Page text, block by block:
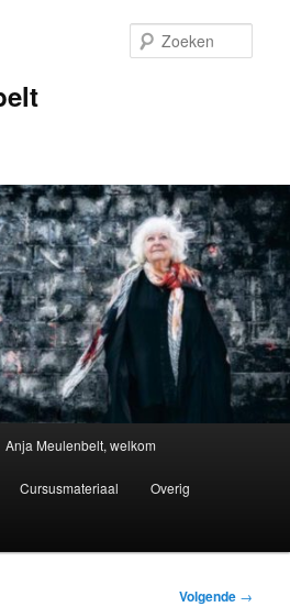
Anja Meulenbelt, welkom
Cursusmateriaal Overig
Volgende →